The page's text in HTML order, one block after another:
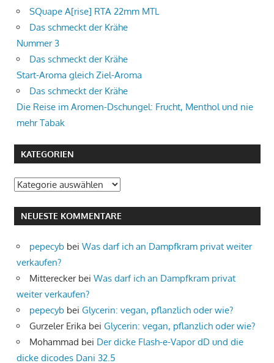
SQuape A[rise] RTA 22mm MTL
Das schmeckt der Krähe
Nummer 3
Das schmeckt der Krähe
Start-Aroma gleich Ziel-Aroma
Das schmeckt der Krähe
Die Reise im Aromen-Dschungel: Frucht, Menthol und nie
mehr Tabak
KATEGORIEN
Kategorien
NEUESTE KOMMENTARE
pepecyb bei Was darf ich an Dampfkram privat weiter
verkaufen?
Mittereckerbei Was darf ich an Dampfkram privat
weiter verkaufen?
pepecyb bei Glycerin: vegan, pflanzlich oder wie?
Gurzeler Erika bei Glycerin: vegan, pflanzlich oder wie?
Mohammad bei Der dicke Flash-e-Vapor dD und die
dicke dicodes Dani 32.5